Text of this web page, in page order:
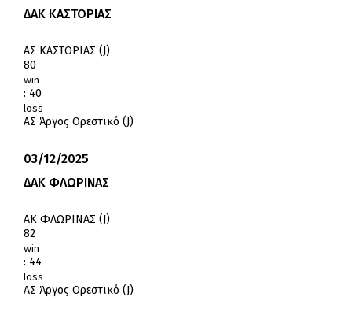
ΔΑΚ ΚΑΣΤΟΡΙΑΣ
ΑΣ ΚΑΣΤΟΡΙΑΣ (J)
80
win
: 40
loss
ΑΣ Άργος Ορεστικό (J)
03/12/2025
ΔΑΚ ΦΛΩΡΙΝΑΣ
ΑΚ ΦΛΩΡΙΝΑΣ (J)
82
win
: 44
loss
ΑΣ Άργος Ορεστικό (J)